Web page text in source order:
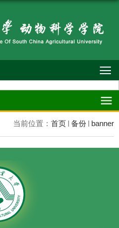
当前位置： 首页 备份 banner